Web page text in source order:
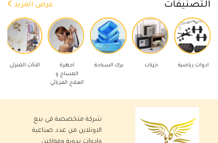
التصنيفات عرض المزيد
خزنات برك السباحة
اجهزة
العلاج الفزيائي
الاثاث المنزلي ادوات
شركة متخصصة في بيع
الاونلاين من عدد صناعية